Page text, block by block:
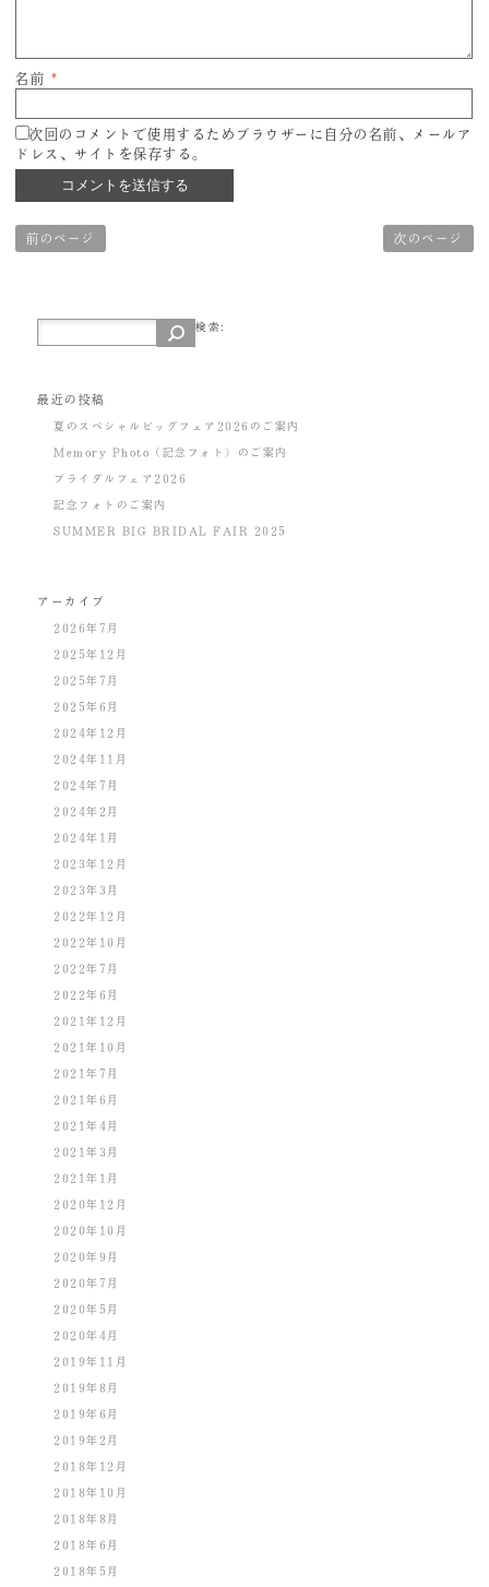
名前 *
次回のコメントで使用するためブラウザーに自分の名前、メールア
ドレス、サイトを保存する。
前のページ 次のページ
検索:
最近の投稿
夏のスペシャルビッグフェア2026のご案内
Memory Photo（記念フォト）のご案内
ブライダルフェア2026
記念フォトのご案内
SUMMER BIG BRIDAL FAIR 2025
アーカイブ
2026年7月
2025年12月
2025年7月
2025年6月
2024年12月
2024年11月
2024年7月
2024年2月
2024年1月
2023年12月
2023年3月
2022年12月
2022年10月
2022年7月
2022年6月
2021年12月
2021年10月
2021年7月
2021年6月
2021年4月
2021年3月
2021年1月
2020年12月
2020年10月
2020年9月
2020年7月
2020年5月
2020年4月
2019年11月
2019年8月
2019年6月
2019年2月
2018年12月
2018年10月
2018年8月
2018年6月
2018年5月